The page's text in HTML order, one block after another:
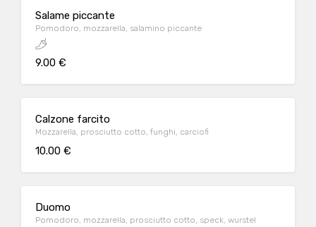
Salame piccante
Pomodoro, mozzarella, salamino piccante
9.00 €
Calzone farcito
Mozzarella, prosciutto cotto, funghi, carciofi
10.00 €
Duomo
Pomodoro, mozzarella, prosciutto cotto, speck, wurstel